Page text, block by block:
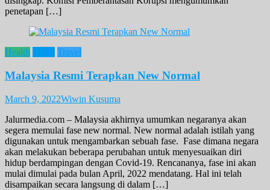
penetapan […]
Health Travel
Malaysia Resmi Terapkan New Normal
March 9, 2022Wiwin Kusuma
Jalurmedia.com – Malaysia akhirnya umumkan negaranya akan
segera memulai fase new normal. New normal adalah istilah yang
digunakan untuk mengambarkan sebuah fase. Fase dimana negara
akan melakukan beberapa perubahan untuk menyesuaikan diri
hidup berdampingan dengan Covid-19. Rencananya, fase ini akan
mulai dimulai pada bulan April, 2022 mendatang. Hal ini telah
disampaikan secara langsung di dalam […]